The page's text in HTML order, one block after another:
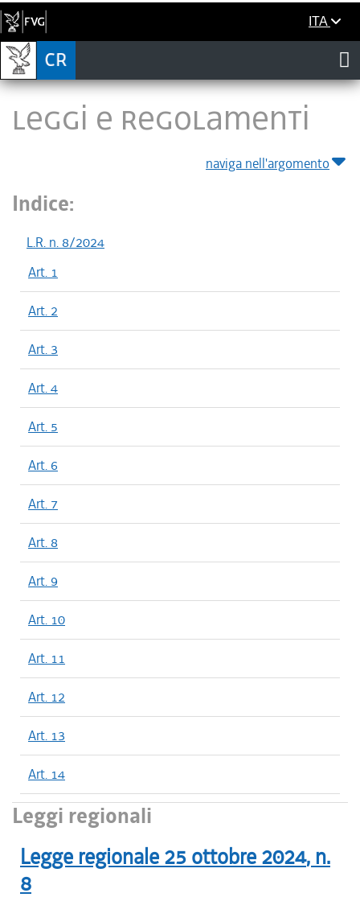
ITA
LEGGI E REGOLAMENTI
naviga nell'argomento
Indice:
L.R. n. 8/2024
Art. 1
Art. 2
Art. 3
Art. 4
Art. 5
Art. 6
Art. 7
Art. 8
Art. 9
Art. 10
Art. 11
Art. 12
Art. 13
Art. 14
Leggi regionali
Legge regionale 25 ottobre 2024, n.
8